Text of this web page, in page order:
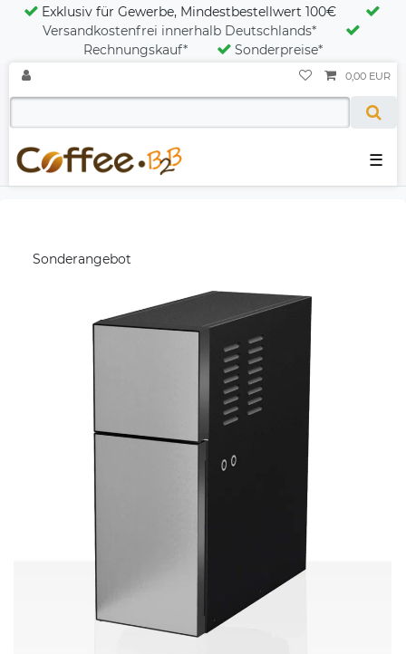
Exklusiv für Gewerbe, Mindestbestellwert 100€
Versandkostenfrei innerhalb Deutschlands*
Rechnungskauf*
Sonderpreise*
☰
0,00 EUR
Sonderangebot